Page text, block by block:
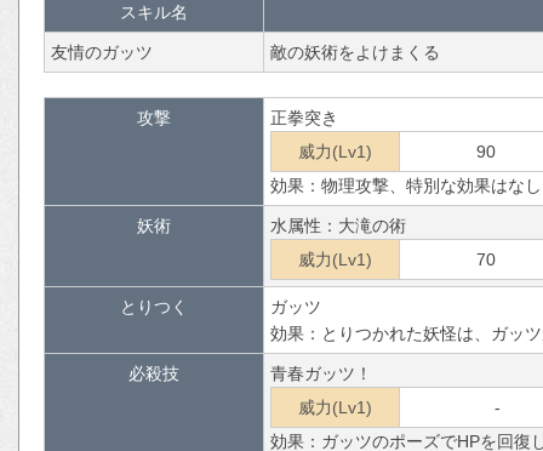
スキル名
友情のガッツ 敵の妖術をよけまくる
攻撃
正拳突き
威力(Lv1)
90
効果：物理攻撃、特別な効果はなし
妖術
水属性：大滝の術
威力(Lv1)
70
とりつく
ガッツ
効果：とりつかれた妖怪は、ガッ
必殺技
青春ガッツ！
威力(Lv1)
-
効果：ガッツのポーズでHPを回復